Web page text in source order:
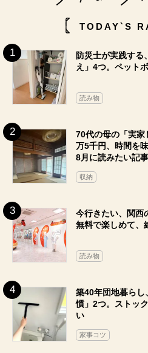
TODAY`S
防災士が実践する
え」4つ。ペット
読み物
70代の母の「実家
万5千円、時間を
8月に読みたい記事
収納
今行きたい、関西
無料で楽しめて、
読み物
築40年団地暮らし
慣」2つ。ストッ
い
家事コツ